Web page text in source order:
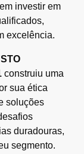
investir em
excelência.
construiu uma
sua ética
soluções
duradouras,
segmento.